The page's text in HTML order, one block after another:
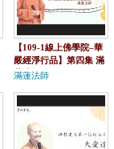
【109-1線上佛學院–華
嚴經淨行品】第四集 滿
蓮法師
滿蓮法師